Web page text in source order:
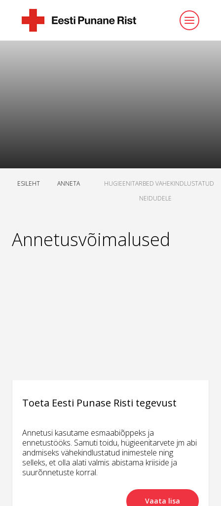
ESILEHT ANNETA
HUGIEENITARBED VAHEKINDLUSTATUD
NEIDUDELE
Annetusvõimalused
Toeta Eesti Punase Risti tegevust
Annetusi kasutame esmaabiõppeks ja
ennetustööks. Samuti toidu, hügieenitarvete jm abi
andmiseks vähekindlustatud inimestele ning
selleks, et olla alati valmis abistama kriiside ja
suurõnnetuste korral.
Vaata lisa